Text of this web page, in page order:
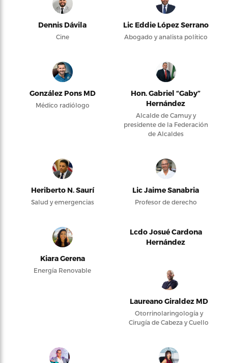
Dennis Dávila
Cine
Lic Eddie López Serrano
Abogado y analista político
González Pons MD
Médico radiólogo
Hon. Gabriel “Gaby”
Hernández
Alcalde de Camuy y
presidente de la Federación
de Alcaldes
Heriberto N. Saurí
Salud y emergencias
Lic Jaime Sanabria
Profesor de derecho
Kiara Gerena
Energía Renovable
Lcdo Josué Cardona
Hernández
Laureano Giraldez MD
Otorrinolaringología y
Cirugía de Cabeza y Cuello